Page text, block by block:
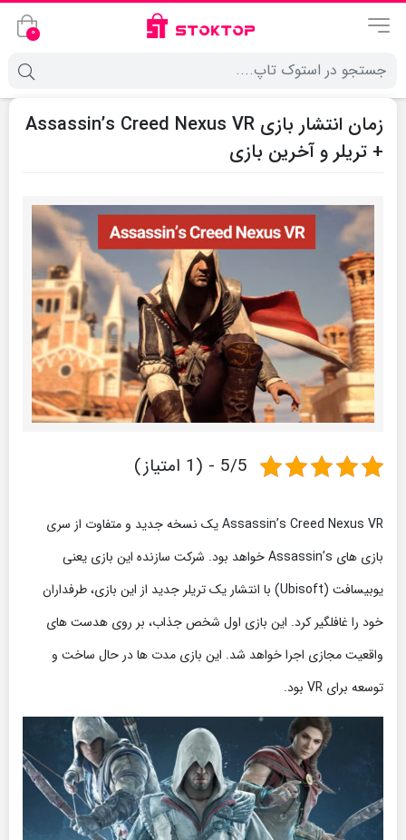
0
زمان انتشار بازی Assassin’s Creed Nexus VR
+ تریلر و آخرین بازی
5/5 - (1 امتیاز)
Assassin’s Creed Nexus VR یک نسخه جدید و متفاوت از سری
بازی های Assassin’s خواهد بود. شرکت سازنده این بازی یعنی
یوبیسافت (Ubisoft) با انتشار یک تریلر جدید از این بازی، طرفداران
خود را غافلگیر کرد. این بازی اول شخص جذاب، بر روی هدست های
واقعیت مجازی اجرا خواهد شد. این بازی مدت ها در حال ساخت و
توسعه برای VR بود.